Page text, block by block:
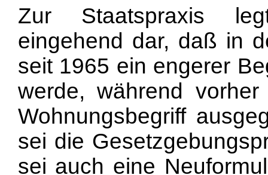
Zur Staatspraxis
eingehend dar, daß in
seit 1965 ein engerer
werde, während
Wohnungsbegriff
sei die
sei auch eine